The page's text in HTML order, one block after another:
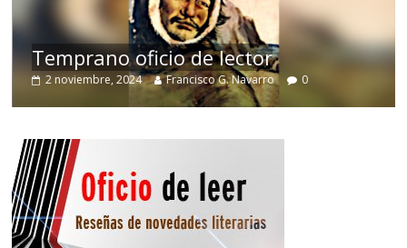
Temprano oficio de lector
2 noviembre, 2024 Francisco G. Navarro 0